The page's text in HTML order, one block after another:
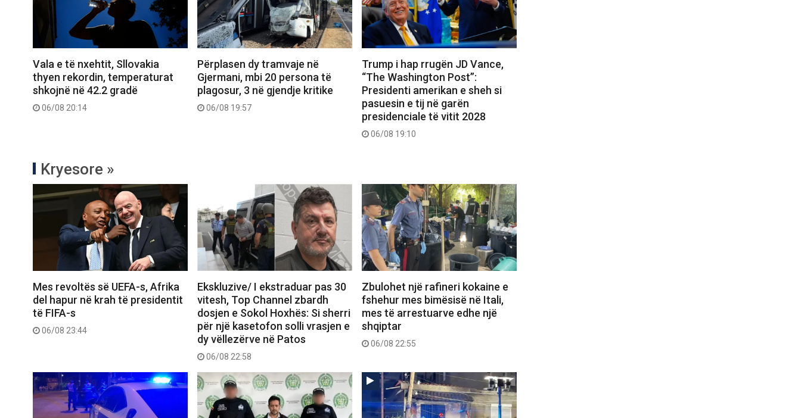
Vala e të nxehtit, Sllovakia
thyen rekordin, temperaturat
shkojnë në 42.2 gradë
06/08 20:14
Përplasen dy tramvaje në
Gjermani, mbi 20 persona të
plagosur, 3 në gjendje kritike
06/08 19:57
Trump i hap rrugën JD Vance,
“The Washington Post”:
Presidenti amerikan e sheh si
pasuesin e tij në garën
presidenciale të vitit 2028
06/08 19:10
Kryesore »
Mes revoltës së UEFA-s, Afrika
del hapur në krah të presidentit
të FIFA-s
06/08 23:44
Ekskluzive/ I ekstraduar pas 30
vitesh, Top Channel zbardh
dosjen e Sokol Hoxhës: Si sherri
për një kasetofon solli vrasjen e
dy vëllezërve në Patos
06/08 22:58
Zbulohet një rafineri kokaine e
fshehur mes bimësisë në Itali,
mes të arrestuarve edhe një
shqiptar
06/08 22:55